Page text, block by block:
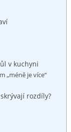
v kuchyni
„méně je více“
rozdíly?